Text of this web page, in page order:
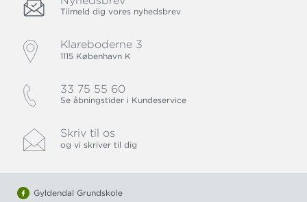
Tilmeld dig vores nyhedsbrev
Klareboderne 3
1115 København K
33 75 55 60
Se åbningstider i Kundeservice
Skriv til os
og vi skriver til dig
Gyldendal Grundskole